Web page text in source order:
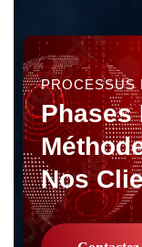
PROCESSUS
Phases
Nos